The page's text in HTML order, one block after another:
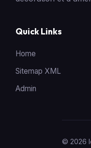
Quick Links
Home
Sitemap XML
Admin
© 2026